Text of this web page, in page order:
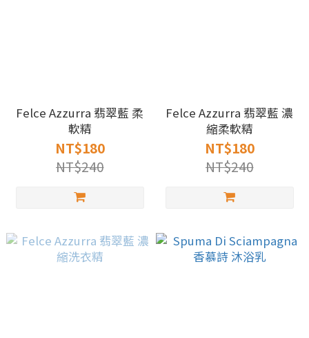
Felce Azzurra 翡翠藍 柔
軟精
NT$180
NT$240
Felce Azzurra 翡翠藍 濃
縮柔軟精
NT$180
NT$240